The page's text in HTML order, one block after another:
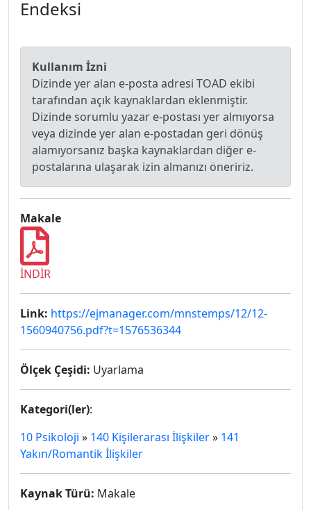
Endeksi
Kullanım İzni
Dizinde yer alan e-posta adresi TOAD ekibi
tarafından açık kaynaklardan eklenmiştir.
Dizinde sorumlu yazar e-postası yer almıyorsa
veya dizinde yer alan e-postadan geri dönüş
alamıyorsanız başka kaynaklardan diğer e-
postalarına ulaşarak izin almanızı öneririz.
Makale
İNDİR
Link: https://ejmanager.com/mnstemps/12/12-
1560940756.pdf?t=1576536344
Ölçek Çeşidi: Uyarlama
Kategori(ler):
10 Psikoloji » 140 Kişilerarası İlişkiler» 141
Yakın/Romantik İlişkiler
Kaynak Türü: Makale